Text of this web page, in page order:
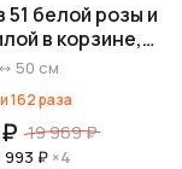
51 белой розы и
в корзине,
см
50 см
162раза
19 969 ₽
993 ₽ ×4